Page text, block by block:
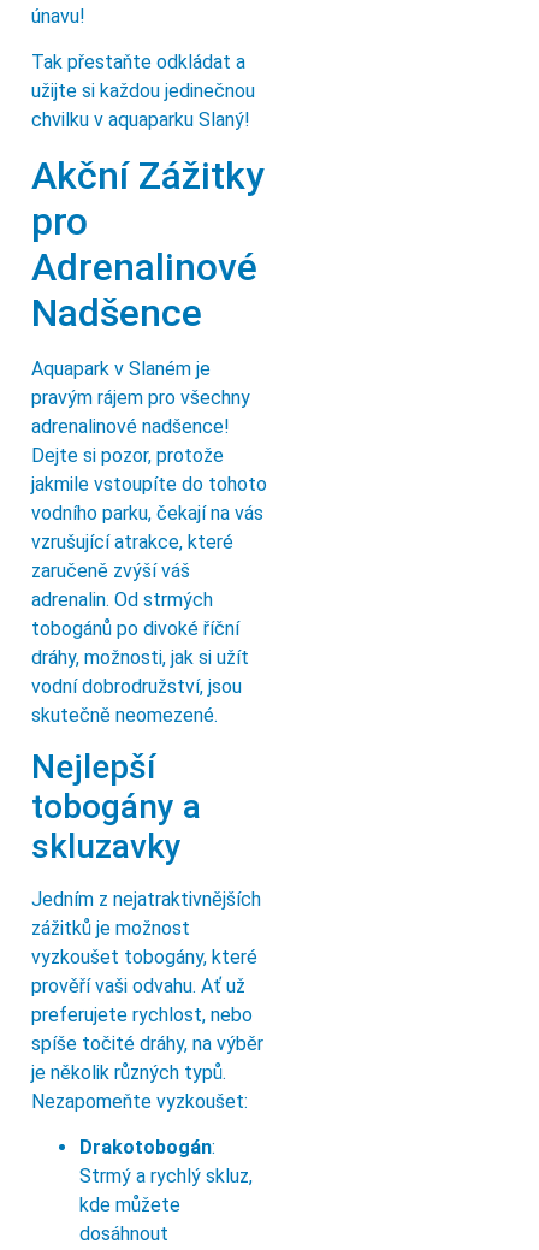
únavu!
Tak přestaňte odkládat a
užijte si každou jedinečnou
chvilku v aquaparku Slaný!
Akční Zážitky
pro
Adrenalinové
Nadšence
Aquapark v Slaném je
pravým rájem pro všechny
adrenalinové nadšence!
Dejte si pozor, protože
jakmile vstoupíte do tohoto
vodního parku, čekají na vás
vzrušující atrakce, které
zaručeně zvýší váš
adrenalin. Od strmých
tobogánů po divoké říční
dráhy, možnosti, jak si užít
vodní dobrodružství, jsou
skutečně neomezené.
Nejlepší
tobogány a
skluzavky
Jedním z nejatraktivnějších
zážitků je možnost
vyzkoušet tobogány, které
prověří vaši odvahu. Ať už
preferujete rychlost, nebo
spíše točité dráhy, na výběr
je několik různých typů.
Nezapomeňte vyzkoušet:
Drakotobogán:
Strmý a rychlý skluz,
kde můžete
dosáhnout